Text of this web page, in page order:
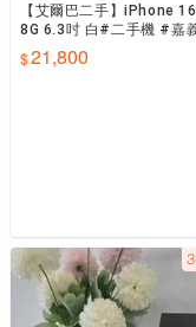
【艾爾巴二手】iPhone
8G 6.3吋 白#二手機 #嘉
67
21,800